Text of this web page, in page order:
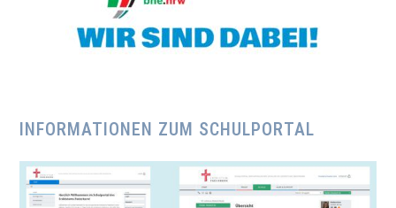
INFORMATIONEN ZUM SCHULPORTAL